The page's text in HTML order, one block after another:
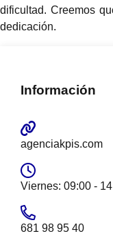
dificultad. Creemos
dedicación.
Información
agenciakpis.com
Viernes: 09:00 -
681 98 95 40